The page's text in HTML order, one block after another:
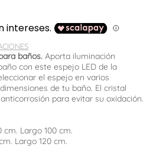
baños. Aporta iluminación
con este espejo LED de la
el espejo en varios
de tu baño. El cristal
para evitar su oxidación.
cm. Largo 100 cm.
Largo 120 cm.